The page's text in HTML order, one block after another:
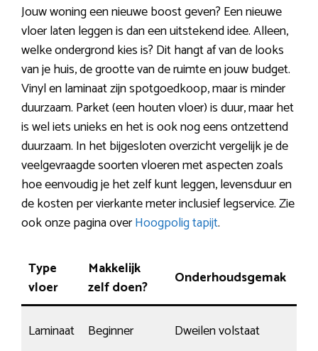
Jouw woning een nieuwe boost geven? Een nieuwe
vloer laten leggen is dan een uitstekend idee. Alleen,
welke ondergrond kies is? Dit hangt af van de looks
van je huis, de grootte van de ruimte en jouw budget.
Vinyl en laminaat zijn spotgoedkoop, maar is minder
duurzaam. Parket (een houten vloer) is duur, maar het
is wel iets unieks en het is ook nog eens ontzettend
duurzaam. In het bijgesloten overzicht vergelijk je de
veelgevraagde soorten vloeren met aspecten zoals
hoe eenvoudig je het zelf kunt leggen, levensduur en
de kosten per vierkante meter inclusief legservice. Zie
ook onze pagina overHoogpolig tapijt.
Type
vloer
Makkelijk
zelf doen?
Onderhoudsgemak
Laminaat Beginner Dweilen volstaat